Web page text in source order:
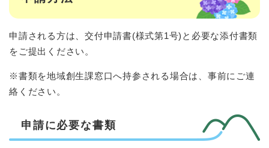
申請される方は、交付申請書(様式第1号)と必要な添付書類
をご提出ください。
※書類を地域創生課窓口へ持参される場合は、事前にご連
絡ください。
申請に必要な書類